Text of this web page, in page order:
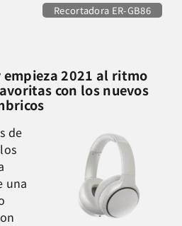
Recortadora ER-GB86
empieza 2021 al ritmo
con los nuevos
de
una